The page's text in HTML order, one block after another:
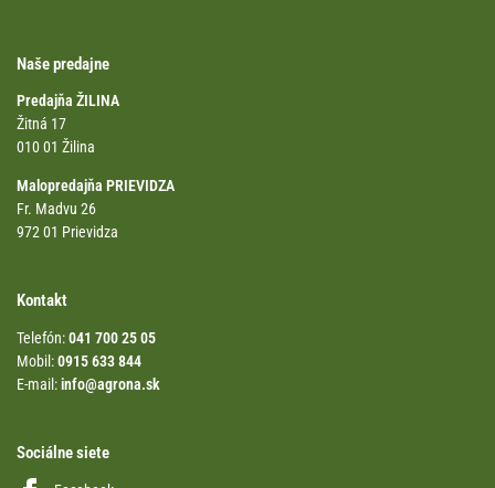
Naše predajne
Predajňa ŽILINA
Žitná 17
010 01 Žilina
Malopredajňa PRIEVIDZA
Fr. Madvu 26
972 01 Prievidza
Kontakt
Telefón:041 700 25 05
Mobil:0915 633 844
E-mail:info@agrona.sk
Sociálne siete